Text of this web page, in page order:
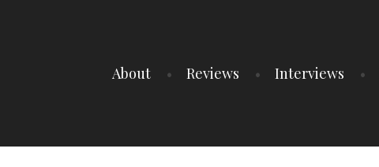
About Reviews Interviews